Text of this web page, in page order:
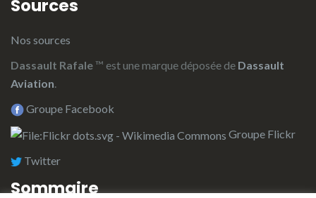
Sources
Nos sources
Dassault Rafale™ est une marque déposée de Dassault
Aviation.
Groupe Facebook
Groupe Flickr
Twitter
Sommaire